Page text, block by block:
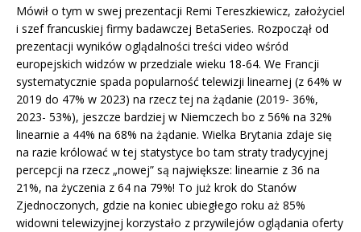
Mówił o tym w swej prezentacji Remi Tereszkiewicz, założyciel
i szef francuskiej firmy badawczej BetaSeries. Rozpoczął od
prezentacji wyników oglądalności treści video wśród
europejskich widzów w przedziale wieku 18-64. We Francji
systematycznie spada popularność telewizji linearnej (z 64% w
2019 do 47% w 2023) na rzecz tej na żądanie (2019- 36%,
2023- 53%), jeszcze bardziej w Niemczech bo z 56% na 32%
linearnie a 44% na 68% na żądanie. Wielka Brytania zdaje się
na razie królować w tej statystyce bo tam straty tradycyjnej
percepcji na rzecz „nowej” są największe: linearnie z 36 na
21%, na życzenia z 64 na 79%! To już krok do Stanów
Zjednoczonych, gdzie na koniec ubiegłego roku aż 85%
widowni telewizyjnej korzystało z przywilejów oglądania oferty